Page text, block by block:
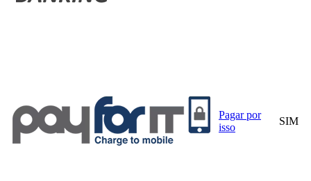
Pagar por
isso
SIM